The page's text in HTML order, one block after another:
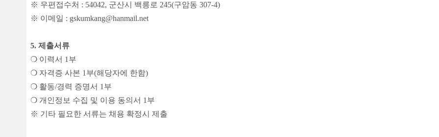
※ 우편접수처 : 54042, 군산시 백릉로 245(구암동 307-4)
※ 이메일 : gskumkang@hanmail.net
5. 제출서류
❍ 이력서 1 부
❍ 자격증 사본 1 부(해당자에 한함)
❍ 활동/경력 증명서 1 부
❍ 개인정보 수집 및 이용 동의서 1 부
※ 기타 필요한 서류는 채용 확정시 제출